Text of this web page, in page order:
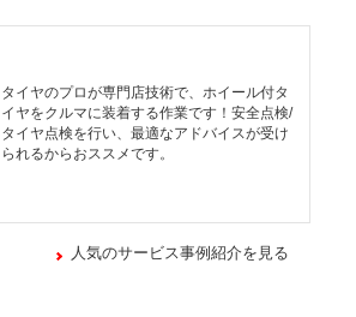
タイヤのプロが専門店技術で、ホイール付タ
イヤをクルマに装着する作業です！安全点検/
タイヤ点検を行い、最適なアドバイスが受け
られるからおススメです。
人気のサービス事例紹介を見る